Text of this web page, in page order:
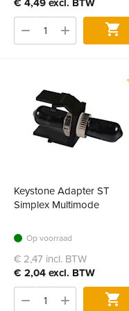
Bestel
Keystone Adapter ST
Simplex Multimode
Op voorraad
€ 2,47 incl. BTW
€ 2,04 excl. BTW